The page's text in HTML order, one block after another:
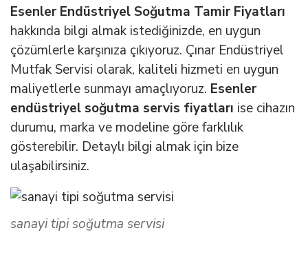
Esenler Endüstriyel Soğutma Tamir Fiyatları
hakkında bilgi almak istediğinizde, en uygun
çözümlerle karşınıza çıkıyoruz. Çınar Endüstriyel
Mutfak Servisi olarak, kaliteli hizmeti en uygun
maliyetlerle sunmayı amaçlıyoruz. Esenler
endüstriyel soğutma servis fiyatları ise cihazın
durumu, marka ve modeline göre farklılık
gösterebilir. Detaylı bilgi almak için bize
ulaşabilirsiniz.
sanayi tipi soğutma servisi